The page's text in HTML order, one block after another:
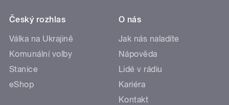
Český rozhlas
Válka na Ukrajině
Komunální volby
Stanice
eShop
O nás
Jak nás naladíte
Nápověda
Lidé v rádiu
Kariéra
Kontakt